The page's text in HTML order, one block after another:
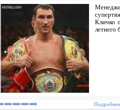
Кличко
летнего